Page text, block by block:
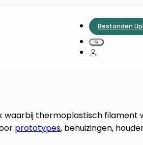
Bestanden
waarbij thermoplastisch filament
prototypes, behuizingen,